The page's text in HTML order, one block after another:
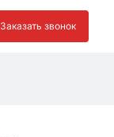
Заказать звонок